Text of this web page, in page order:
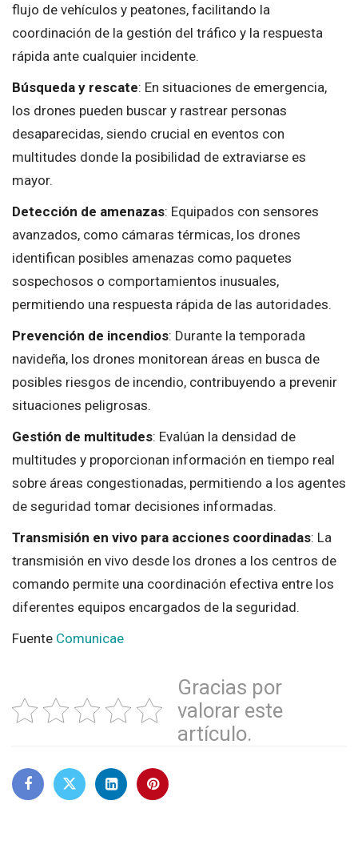
flujo de vehículos y peatones, facilitando la
coordinación de la gestión del tráfico y la respuesta
rápida ante cualquier incidente.
Búsqueda y rescate: En situaciones de emergencia,
los drones pueden buscar y rastrear personas
desaparecidas, siendo crucial en eventos con
multitudes donde la posibilidad de extraviarse es
mayor.
Detección de amenazas: Equipados con sensores
avanzados, como cámaras térmicas, los drones
identifican posibles amenazas como paquetes
sospechosos o comportamientos inusuales,
permitiendo una respuesta rápida de las autoridades.
Prevención de incendios: Durante la temporada
navideña, los drones monitorean áreas en busca de
posibles riesgos de incendio, contribuyendo a prevenir
situaciones peligrosas.
Gestión de multitudes: Evalúan la densidad de
multitudes y proporcionan información en tiempo real
sobre áreas congestionadas, permitiendo a los agentes
de seguridad tomar decisiones informadas.
Transmisión en vivo para acciones coordinadas: La
transmisión en vivo desde los drones a los centros de
comando permite una coordinación efectiva entre los
diferentes equipos encargados de la seguridad.
Fuente Comunicae
Gracias por
valorar este
artículo.